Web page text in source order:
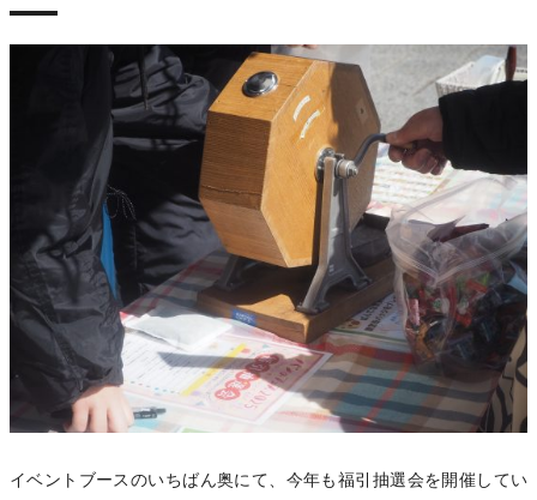
イベントブースのいちばん奥にて、今年も福引抽選会を開催してい